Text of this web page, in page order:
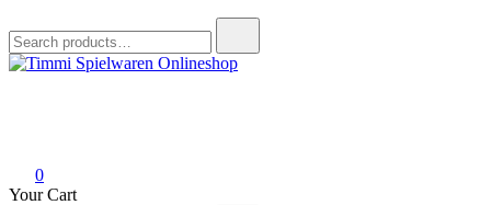
for:
0
Your Cart